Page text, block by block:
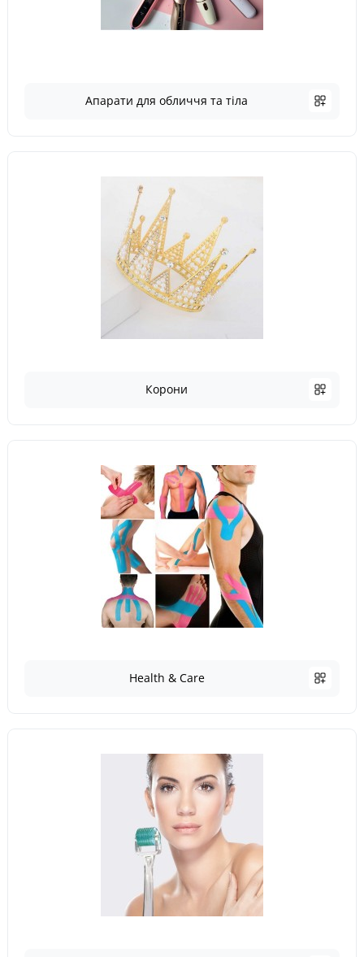
Апарати для обличчя та тіла
Корони
Health & Care